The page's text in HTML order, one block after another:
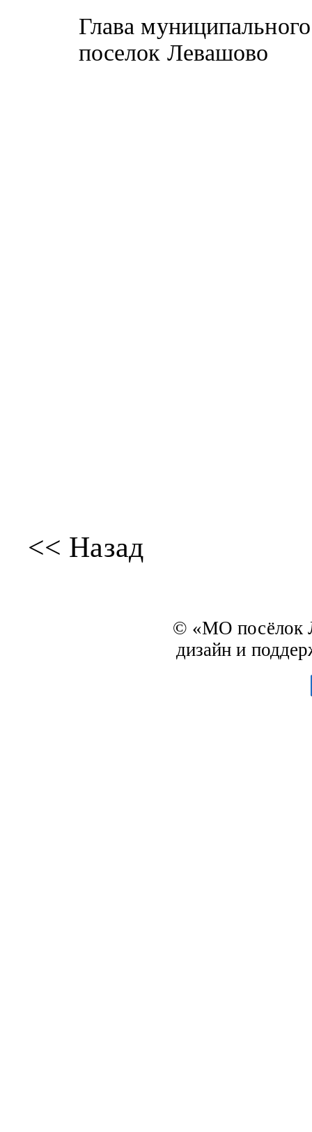
Глава муниципального
поселок
<< Назад
© «МО посёлок
дизайн и